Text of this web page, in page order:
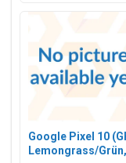
Google Pixel 10
Lemongrass/